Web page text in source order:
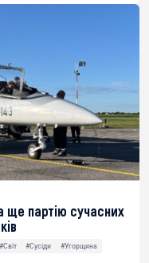
ще партію сучасних
#Світ #Сусіди
#Угорщина